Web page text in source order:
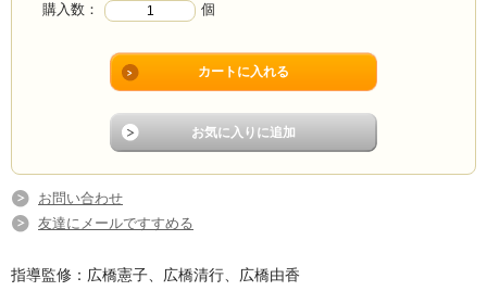
購入数： 個
お問い合わせ
友達にメールですすめる
指導監修：広橋憲子、広橋清行、広橋由香